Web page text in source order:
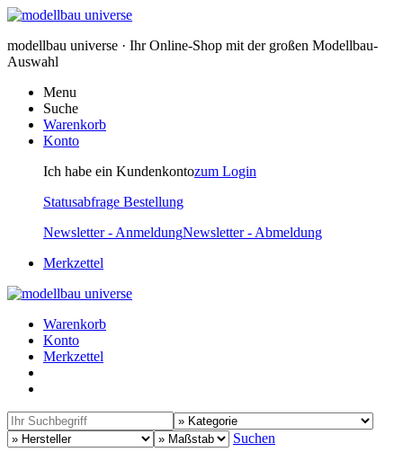
modellbau universe · Ihr Online-Shop mit der großen Modellbau-
Auswahl
Menu
Suche
Warenkorb
Konto
Ich habe ein Kundenkontozum Login
Statusabfrage Bestellung
Newsletter - AnmeldungNewsletter - Abmeldung
Merkzettel
Warenkorb
Konto
Merkzettel
Suchen